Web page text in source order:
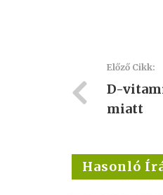
Előző Cikk:
D-
miatt
Hasonló